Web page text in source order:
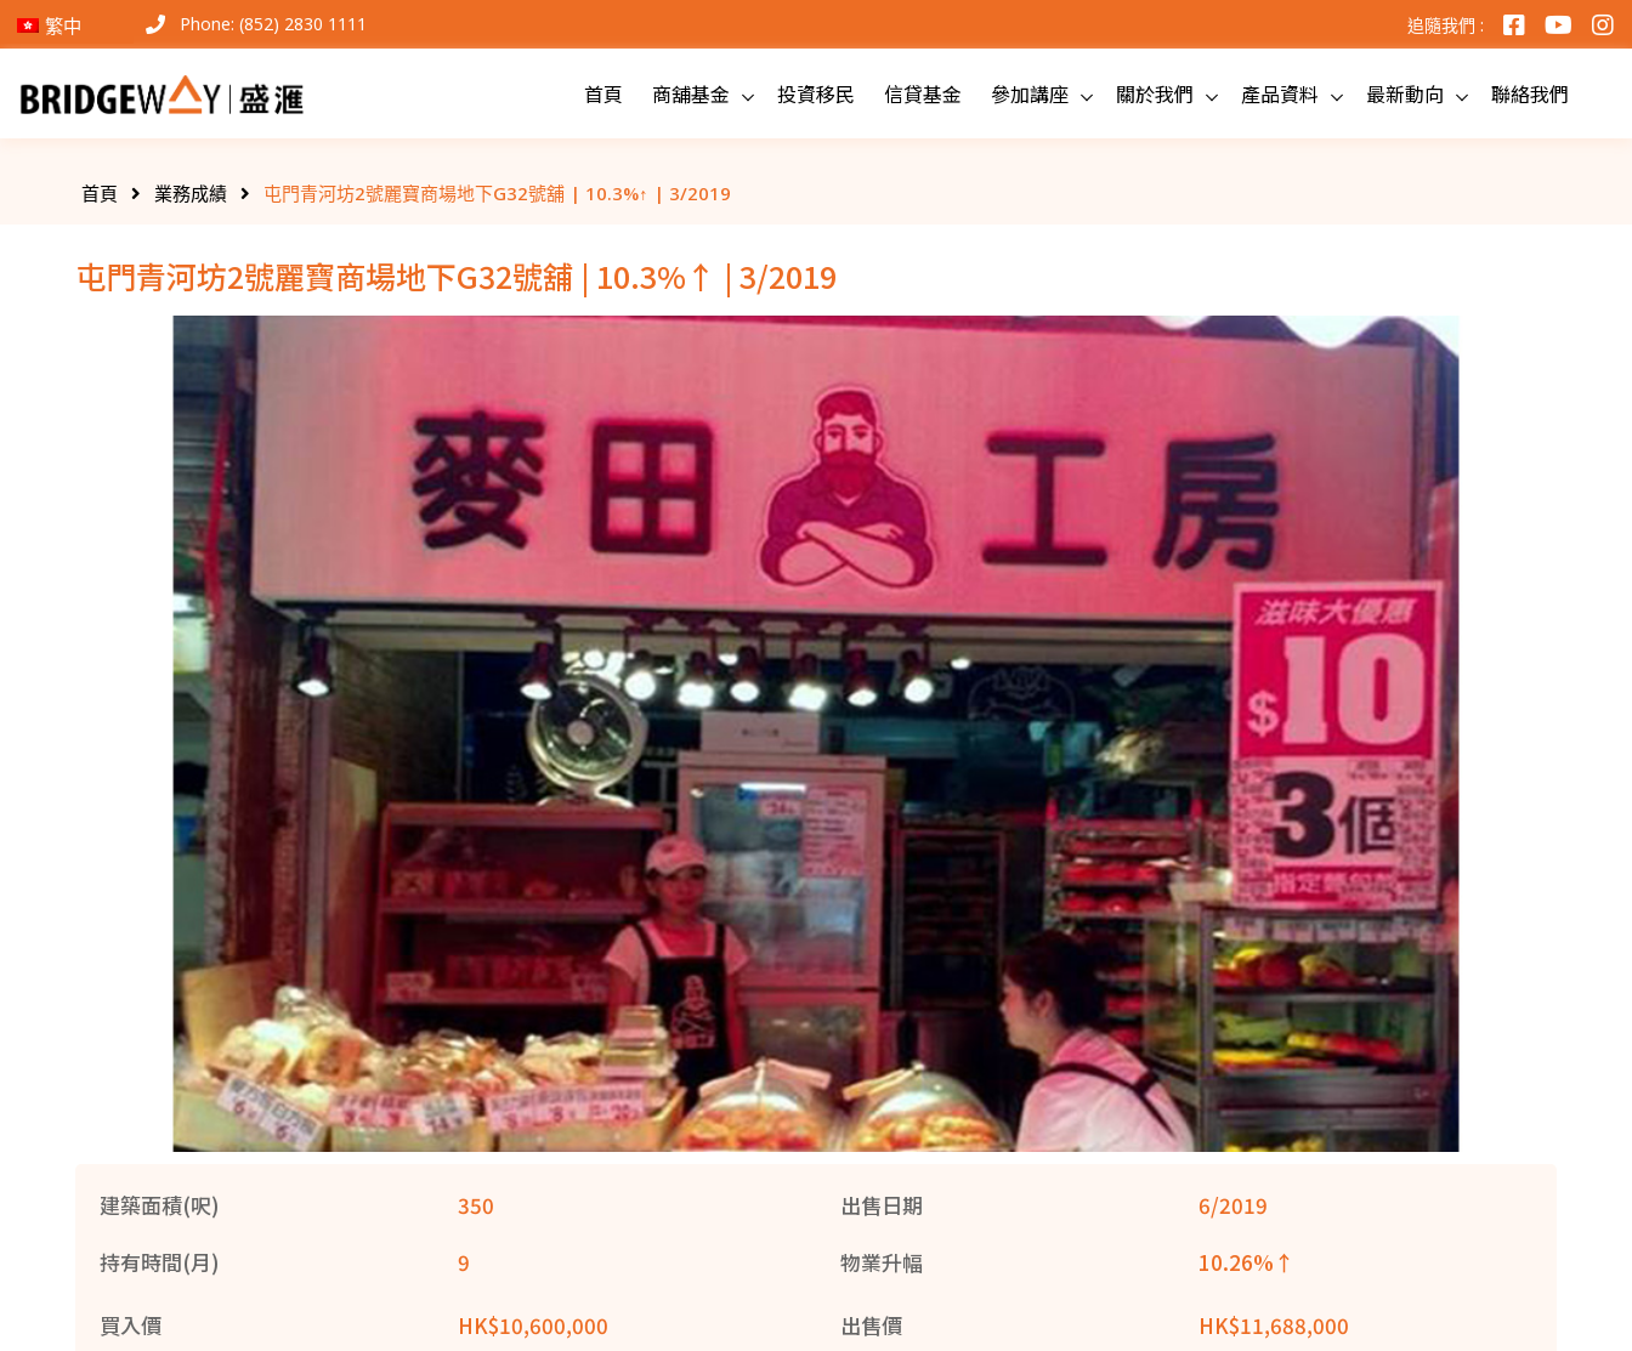
Phone: (852) 2830 1111 追隨我們 :
首頁 商舖基金 投資移民 信貸基金 參加講座 關於我們 產品資料 最新動向 聯絡我們
首頁 業務成績 屯門青河坊2號麗寶商場地下G32號舖 | 10.3%↑ | 3/2019
屯門青河坊2號麗寶商場地下G32號舖 | 10.3%↑ | 3/2019
建築面積(呎)
350
持有時間(月)
9
買入價 HK$10,600,000
出售日期
6/2019
物業升幅
10.26%↑
出售價 HK$11,688,000
繁中